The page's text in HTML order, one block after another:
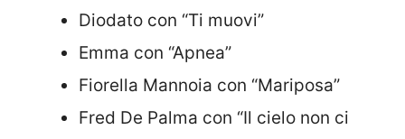
Diodato con “Ti muovi”
Emma con “Apnea”
Fiorella Mannoia con “Mariposa”
Fred De Palma con “Il cielo non ci